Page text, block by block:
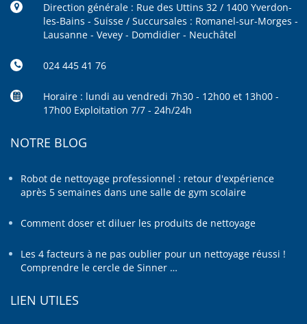
Direction générale : Rue des Uttins 32 / 1400 Yverdon-
les-Bains - Suisse / Succursales : Romanel-sur-Morges -
Lausanne - Vevey - Domdidier - Neuchâtel
024 445 41 76
Horaire : lundi au vendredi 7h30 - 12h00 et 13h00 -
17h00 Exploitation 7/7 - 24h/24h
NOTRE BLOG
Robot de nettoyage professionnel : retour d'expérience
après 5 semaines dans une salle de gym scolaire
Comment doser et diluer les produits de nettoyage
Les 4 facteurs à ne pas oublier pour un nettoyage réussi !
Comprendre le cercle de Sinner …
LIEN UTILES